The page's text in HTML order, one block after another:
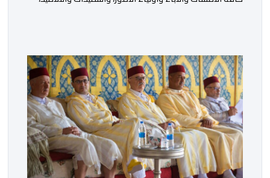
المحدد سلفا طبقا لمقتضیات المقرر الوزاري رقم 047.26
الصادر بتاریخ 3 یولیوز 2026 بشأن تنظیم السنة الدراسیة.
وأوضحت الوزارة، في بلاغ، أن أطر […]